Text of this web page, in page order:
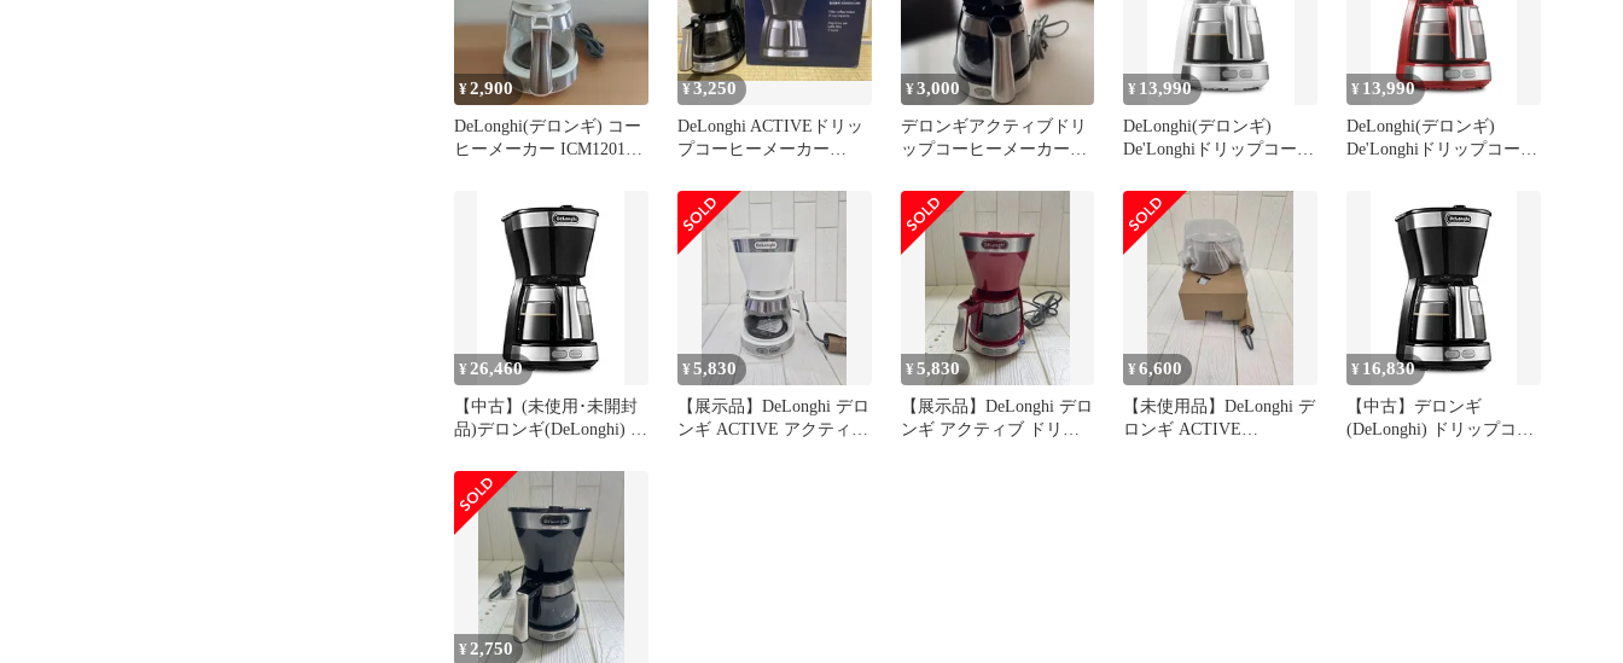
¥2,900
DeLonghi(デロンギ) コー
ヒーメーカー ICM12011J-
¥3,250
DeLonghi ACTIVEドリッ
プコーヒーメーカー
¥3,000
デロンギアクティブドリ
ップコーヒーメーカー
¥ 13,990
DeLonghi(デロンギ)
De'Longhiドリップコーヒ
ICM12011J-W レギュラー
コーヒー 5杯用 ペーパー
レスフィルター [トゥル
ーホワイト] ファミリー
登録で3年保証e
¥ 13,990
DeLonghi(デロンギ)
De'Longhiドリップコーヒ
コーヒー 5杯用 ペーパー
レスフィルター [パッシ
ョンレッド] ファミリー
登録で3年保証e
¥ 26,460
【中古】(未使用･未開封
品)デロンギ(DeLonghi) ド
ブラック アクティブシリ
ーズ [5杯用] ICM12011J-
BK
¥5,830
【展示品】DeLonghi デロ
ンギ ACTIVE アクティブ
¥5,830
【展示品】DeLonghi デロ
ンギ アクティブ ドリッ
¥6,600
【未使用品】DeLonghi デ
ロンギ ACTIVE
¥ 16,830
【中古】デロンギ
(DeLonghi) ドリップコー
¥ 2,750